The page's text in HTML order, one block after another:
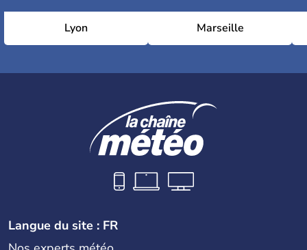
Lyon Marseille
Langue du site : FR